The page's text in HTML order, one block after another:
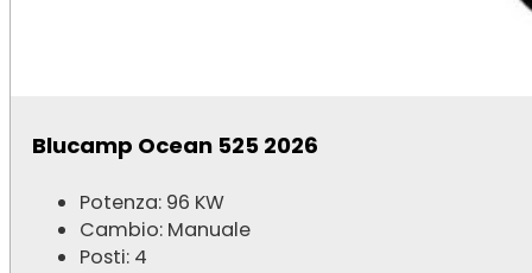
Blucamp Ocean 525 2026
Potenza: 96 KW
Cambio: Manuale
Posti: 4